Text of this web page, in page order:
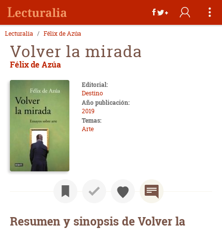
Lecturalia Félix de Azúa
Volver la mirada
Félix de Azúa
Editorial:
Destino
Año publicación:
2019
Temas:
Arte
Resumen y sinopsis de Volver la